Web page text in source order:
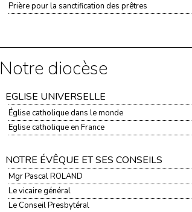
Prière pour la sanctification des prêtres
Notre diocèse
EGLISE UNIVERSELLE
Église catholique dans le monde
Eglise catholique en France
NOTRE ÉVÊQUE ET SES CONSEILS
Mgr Pascal ROLAND
Le vicaire général
Le Conseil Presbytéral